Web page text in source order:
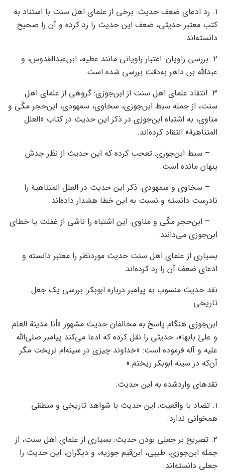
۱. رد ادعای ضعف حدیث: برخی از علمای اهل سنت با استناد به
کتب معتبر حدیثی، ضعف این حدیث را رد کرده و آن را صحیح
دانسته‌اند.
۲. بررسی راویان: اعتبار راویانی مانند عطیه، ابن‌عبدالقدوس، و
عبدالله بن داهر به‌دقت بررسی شده است.
۳. انتقاد علمای اهل سنت از ابن‌جوزی: گروهی از علمای اهل
سنت، از جمله سبط ابن‌جوزی، سخاوی، سمهودی، ابن‌حجر مکّی و
مناوی، به اشتباه ابن‌جوزی در ذکر این حدیث در کتاب «العلل
المتناهية» انتقاد کرده‌اند.
– سبط ابن‌جوزی: تعجب کرده که این حدیث از نظر جدش
پنهان مانده است.
– سخاوی و سمهودی: ذکر این حدیث در العلل المتناهية را
نادرست دانسته و نسبت به این خطا هشدار داده‌اند.
– ابن‌حجر مکّی و مناوی: این اشتباه را ناشی از غفلت یا خطای
ابن‌جوزی می‌دانند.
بسیاری از علمای اهل سنت حدیث موردنظر را معتبر دانسته و
ادعای ضعف آن را رد کرده‌اند.
نقد حدیث منسوب به پیامبر درباره ابوبکر: بررسی یک جعل
تاریخی
ابن‌جوزی هنگام پاسخ به مخالفان حدیث مشهور «أنا مدينة العلم
و عليّ بابها»، حدیثی را نقل کرده که ادعا می‌کند پیامبر صلی‌الله
علیه و آله فرموده است: «خداوند چیزی در سینه‌ام نریخت مگر
آن‌که در سینه ابوبکر ریختم.»
نقدهای واردشده به این حدیث:
۱. تضاد با واقعیت: این حدیث با شواهد تاریخی و منطقی
همخوانی ندارد.
۲. تصریح بر جعلی بودن حدیث: بسیاری از علمای اهل سنت، از
جمله ابن‌جوزی، طیبی، ابن‌قیم جوزیه، و دیگران، این حدیث را
جعلی دانسته‌اند.